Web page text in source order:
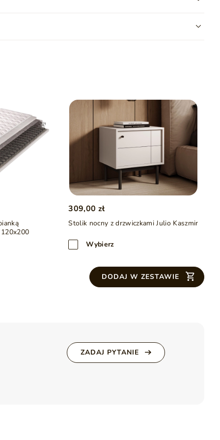
materiałem Wigofil
pomiary oraz specyfikę materiałów.
Wybierz
309,00 zł
Stolik nocny z drzwiczkami Julio Kaszmir
DODAJ W ZESTAWIE
ZADAJ PYTANIE